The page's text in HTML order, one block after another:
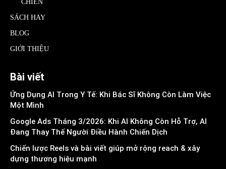
CHIẾN
SÁCH HAY
BLOG
GIỚI THIỆU
Bài viết
Ứng Dụng AI Trong Y Tế: Khi Bác Sĩ Không Còn Làm Việc
Một Mình
Google Ads Tháng 3/2026: Khi AI Không Còn Hỗ Trợ, AI
Đang Thay Thế Người Điều Hành Chiến Dịch
Chiến lược Reels và bài viết giúp mở rộng reach & xây
dựng thương hiệu mạnh